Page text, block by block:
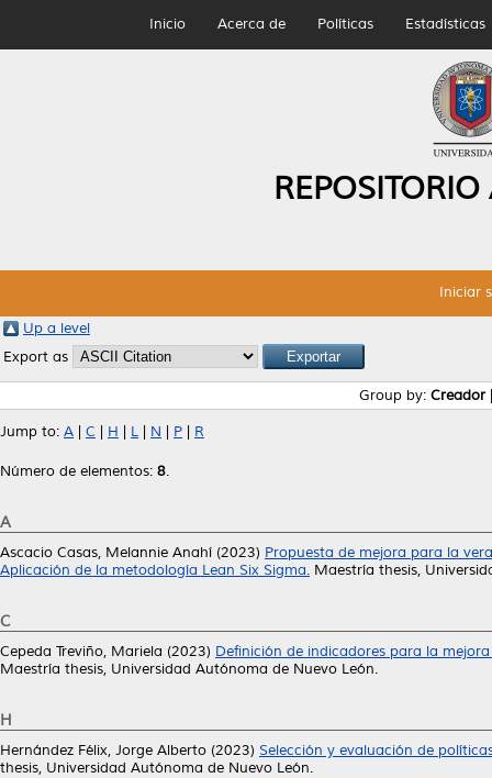
Inicio Acerca de Políticas Estadísticas
Iniciar
Up a level
Export as
Group by: Creador
Jump to: A C H L N P R
Número de elementos: 8.
A
Ascacio Casas, Melannie Anahí (2023) Propuesta de mejora para la
Aplicación de la metodología Lean Six Sigma. Maestría thesis,
C
Cepeda Treviño, Mariela (2023) Definición de indicadores para la
Maestría thesis, Universidad Autónoma de Nuevo León.
H
Hernández Félix, Jorge Alberto (2023) Selección y evaluación de
thesis, Universidad Autónoma de Nuevo León.